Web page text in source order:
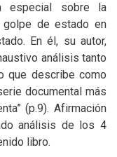
especial sobre la
de estado en
En él, su autor,
análisis tanto
que describe como
documental más
(p.9). Afirmación
análisis de los 4
libro.